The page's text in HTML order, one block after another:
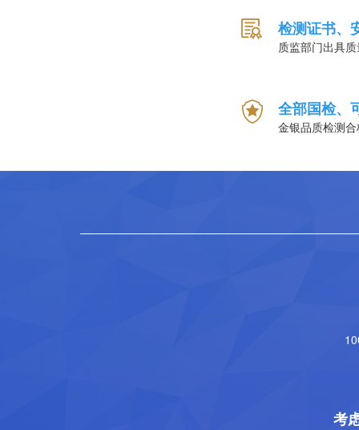
检测证书、
质监部门出具
全部国检、
金银品质检测
考